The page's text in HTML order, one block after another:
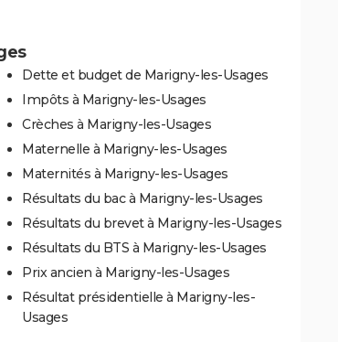
Dette et budget de Marigny-les-Usages
Impôts à Marigny-les-Usages
Crèches à Marigny-les-Usages
Maternelle à Marigny-les-Usages
Maternités à Marigny-les-Usages
Résultats du bac à Marigny-les-Usages
Résultats du brevet à Marigny-les-Usages
Résultats du BTS à Marigny-les-Usages
Prix ancien à Marigny-les-Usages
Résultat présidentielle à Marigny-les-
Usages